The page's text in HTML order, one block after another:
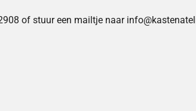
of stuur een mailtje naar